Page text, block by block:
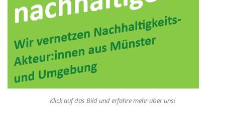
Klick auf das Bild und erfahre mehr über uns!